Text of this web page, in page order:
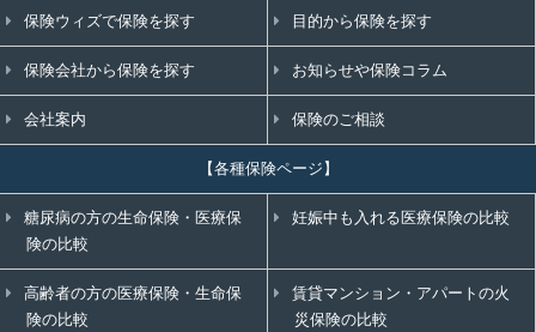
保険ウィズで保険を探す 目的から保険を探す
保険会社から保険を探す お知らせや保険コラム
会社案内 保険のご相談
【各種保険ページ】
糖尿病の方の生命保険・医療保
険の比較
妊娠中も入れる医療保険の比較
高齢者の方の医療保険・生命保
険の比較
賃貸マンション・アパートの火
災保険の比較